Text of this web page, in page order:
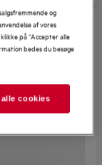
og
af vores
på “Accepter alle
bedes du besøge
cookies